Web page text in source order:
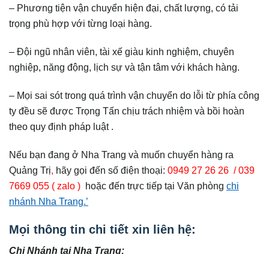
– Phương tiện vận chuyển hiện đại, chất lượng, có tải
trọng phù hợp với từng loại hàng.
– Đội ngũ nhân viên, tài xế giàu kinh nghiệm, chuyên
nghiệp, năng động, lịch sự và tận tâm với khách hàng.
– Mọi sai sót trong quá trình vận chuyển do lỗi từ phía công
ty đều sẽ được Trọng Tấn chịu trách nhiệm và bồi hoàn
theo quy định pháp luật .
Nếu bạn đang ở Nha Trang và muốn chuyển hàng ra
Quảng Trị, hãy gọi đến số điện thoại: 0949 27 26 26 / 039
7669 055 ( zalo ) hoặc đến trực tiếp tại Văn phòng chi
nhánh Nha Trang.’
Mọi thông tin chi tiết xin liên hệ:
Chi Nhánh tại Nha Trang: